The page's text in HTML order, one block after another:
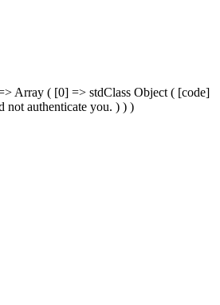
Array ( [0] => stdClass Object ( [code]
not authenticate you. ) ) )